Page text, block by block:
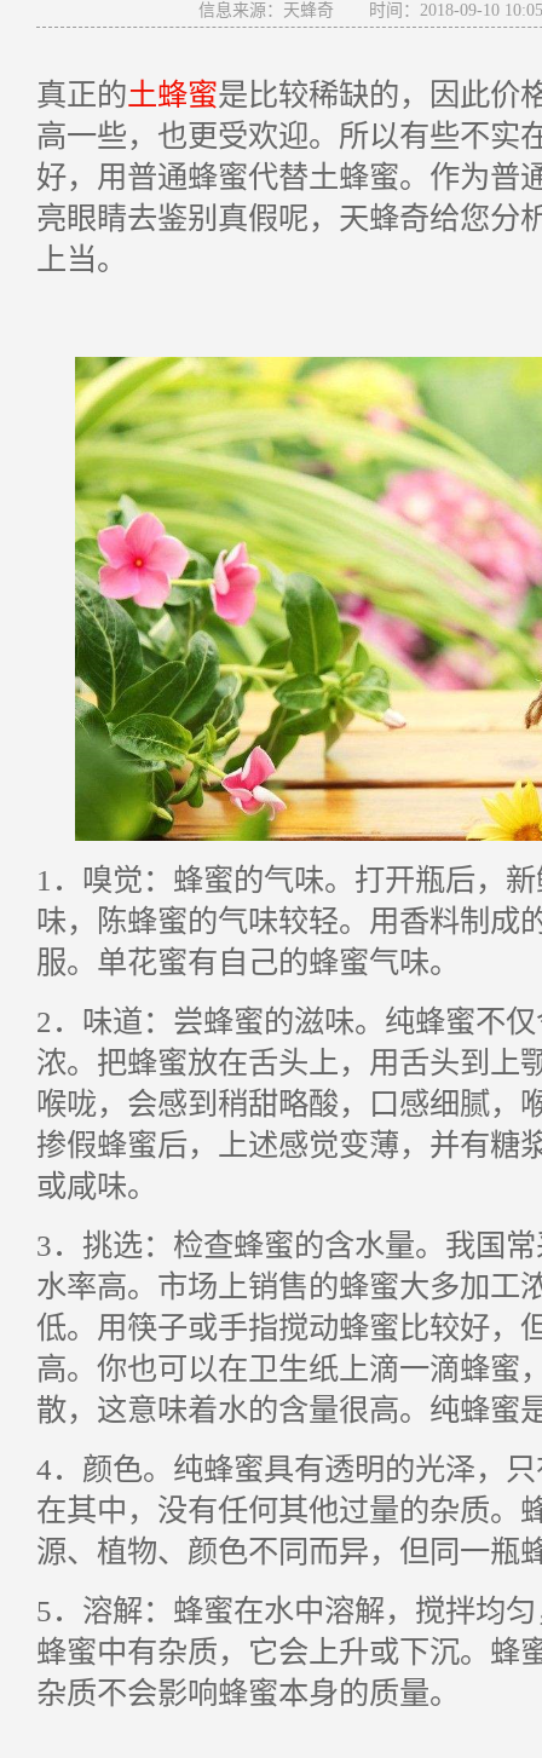
信息来源：天蜂奇 时间：2018-09-10
真正的土蜂蜜是比较稀缺的，因此价
高一些，也更受欢迎。所以有些不实
好，用普通蜂蜜代替土蜂蜜。作为普
亮眼睛去鉴别真假呢，天蜂奇给您分
上当。
1 ．嗅觉：蜂蜜的气味。打开瓶后，
味，陈蜂蜜的气味较轻。用香料制成
服。单花蜜有自己的蜂蜜气味。
2 ．味道：尝蜂蜜的滋味。纯蜂蜜不
浓。把蜂蜜放在舌头上，用舌头到上
喉咙，会感到稍甜略酸，口感细腻，
掺假蜂蜜后，上述感觉变薄，并有糖
或咸味。
3．挑选：检查蜂蜜的含水量。我国
水率高。市场上销售的蜂蜜大多加工
低。用筷子或手指搅动蜂蜜比较好，
高。你也可以在卫生纸上滴一滴蜂蜜
散，这意味着水的含量很高。纯蜂蜜
4．颜色。纯蜂蜜具有透明的光泽，
在其中，没有任何其他过量的杂质。
源、植物、颜色不同而异，但同一瓶
5．溶解：蜂蜜在水中溶解，搅拌均
蜂蜜中有杂质，它会上升或下沉。蜂
杂质不会影响蜂蜜本身的质量。